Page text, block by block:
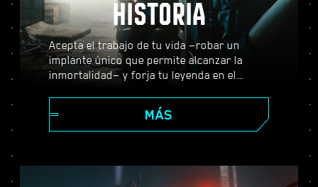
HISTORIA
Acepta el trabajo de tu vida —robar un
implante único que permite alcanzar la
inmortalidad— y forja tu leyenda en el
tus decisiones darán forma a la historia y a
las personas que te rodean. Realiza todo
tipo de encargos para prosperar desde
mientras descubres los misterios que
envuelven al valiosísimo implante con el
MÁS